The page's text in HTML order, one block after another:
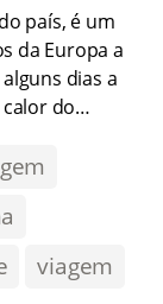
país, é um
da Europa a
dias a
calor do…
viagem